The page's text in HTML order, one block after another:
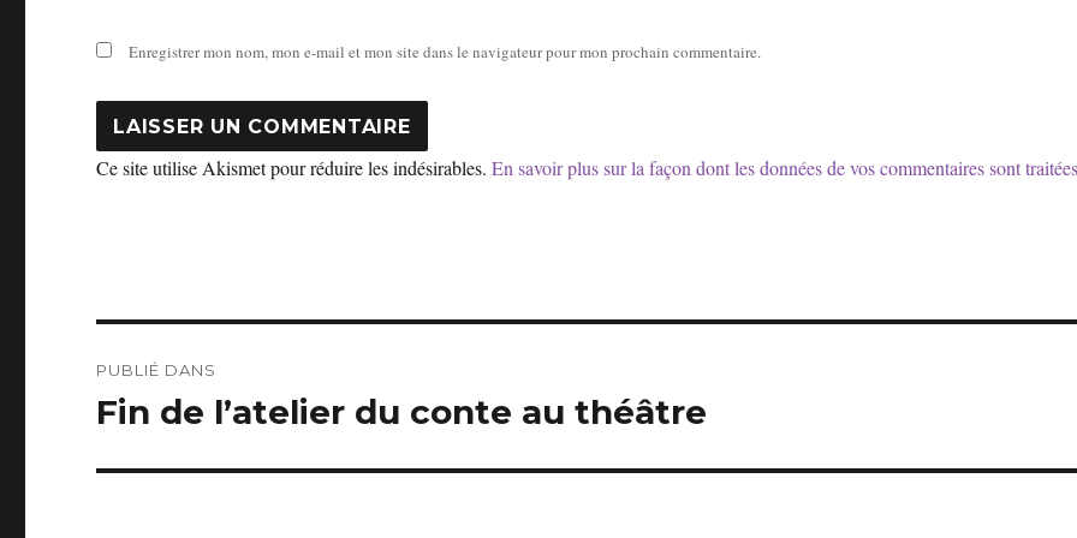
Enregistrer mon nom, mon e-mail et mon site dans le navigateur pour mon prochain commentaire.
Ce site utilise Akismet pour réduire les indésirables.En savoir plus sur la façon dont les données de vos commentaires sont
de
PUBLIÉ DANS
Fin de l’atelier du conte au théâtre